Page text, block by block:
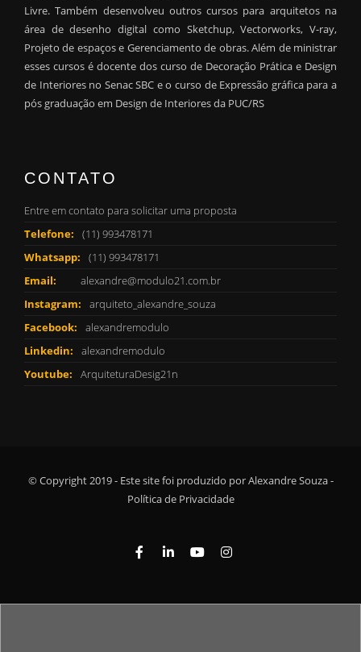
Livre. Também desenvolveu outros cursos para arquitetos na
área de desenho digital como Sketchup, Vectorworks, V-ray,
Projeto de espaços e Gerenciamento de obras. Além de ministrar
esses cursos é docente dos curso de Decoração Prática e Design
de Interiores no Senac SBC e o curso de Expressão gráfica para a
pós graduação em Design de Interiores da PUC/RS
CONTATO
Entre em contato para solicitar uma proposta
Telefone:
(11) 993478171
Whatsapp:
(11) 993478171
Email:
alexandre@modulo21.com.br
Instagram:
arquiteto_alexandre_souza
Facebook:
alexandremodulo
Linkedin:
alexandremodulo
Youtube:
ArquiteturaDesig21n
© Copyright 2019 - Este site foi produzido por Alexandre Souza -
Política de Privacidade